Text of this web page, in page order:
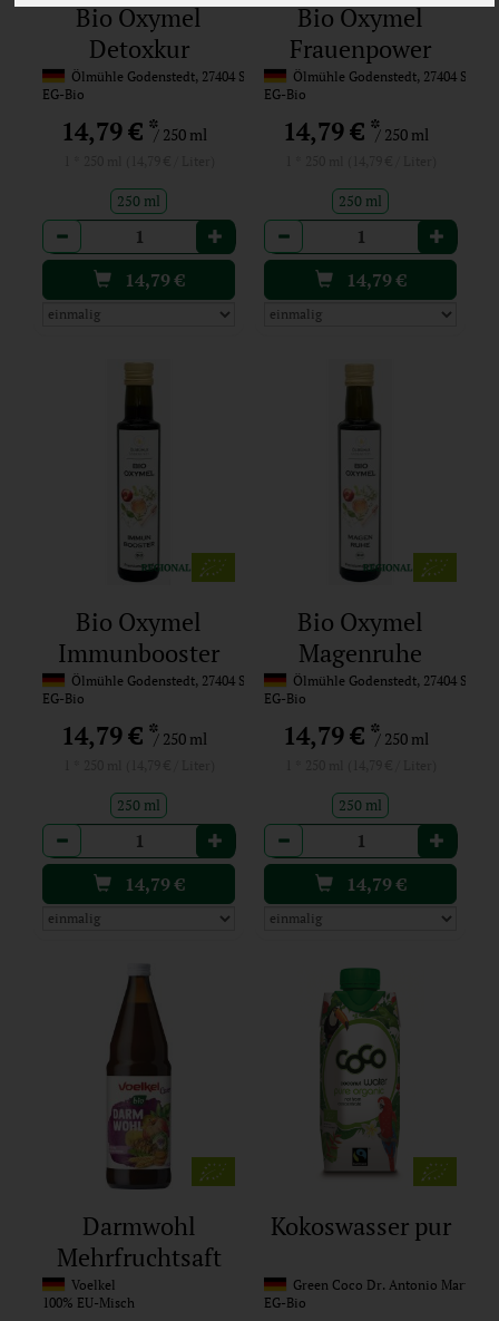
Bio Oxymel
Detoxkur
Ölmühle Godenstedt, 27404 Seedorf
EG-Bio
14,79 € */ 250 ml
250 ml
Anzahl
14,79€
Bio Oxymel
Frauenpower
Ölmühle Godenstedt, 27404
EG-Bio
14,79 € */ 250 ml
250 ml
Anzahl
14,79€
Bio Oxymel
Immunbooster
Ölmühle Godenstedt, 27404 Seedorf
EG-Bio
14,79 € */ 250 ml
250 ml
Anzahl
14,79€
Bio Oxymel
Magenruhe
Ölmühle Godenstedt, 27404
EG-Bio
14,79 € */ 250 ml
250 ml
Anzahl
14,79€
Darmwohl
Mehrfruchtsaft
Voelkel
100% EU-Misch
Kokoswasser pur
Green Coco Dr. Antonio Martins
EG-Bio